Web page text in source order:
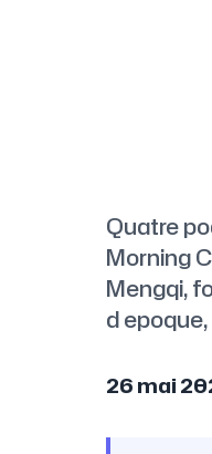
Quatre
Morning
Mengqi,
d
26 mai